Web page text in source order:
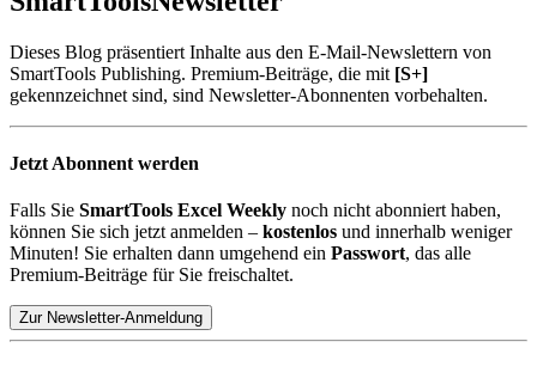
Dieses Blog präsentiert Inhalte aus den E-Mail-Newslettern von
SmartTools Publishing. Premium-Beiträge, die mit [S+]
gekennzeichnet sind, sind Newsletter-Abonnenten vorbehalten.
Jetzt Abonnent werden
Falls Sie SmartTools Excel Weekly noch nicht abonniert haben,
können Sie sich jetzt anmelden – kostenlos und innerhalb weniger
Minuten! Sie erhalten dann umgehend ein Passwort, das alle
Premium-Beiträge für Sie freischaltet.
Zur Newsletter-Anmeldung